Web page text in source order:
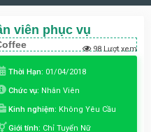
viên phục vụ
98 Lượt xem
Thời Hạn: 01/04/2018
Chức vụ: Nhân Viên
Kinh nghiệm: Không Yêu Cầu
Giới tính: Chỉ Tuyển Nữ